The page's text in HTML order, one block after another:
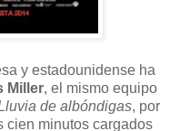
y estadounidense ha
Miller, el mismo equipo
de albóndigas, por
cien minutos cargados